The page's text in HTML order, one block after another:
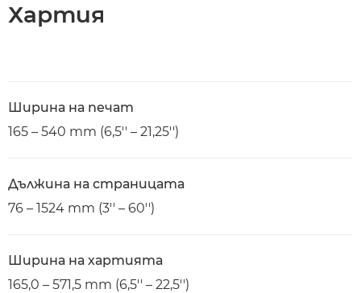
Хартия
Ширина на печат
165 – 540 mm (6,5'' – 21,25'')
Дължина на страницата
76 – 1524 mm (3'' – 60'')
Ширина на хартията
165,0 – 571,5 mm (6,5'' – 22,5'')